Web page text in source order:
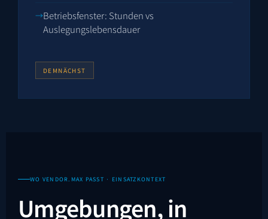
Betriebsfenster: Stunden vs
Auslegungslebensdauer
DEMNÄCHST
WO VENDOR.MAX PASST · EINSATZKONTEXT
Umgebungen, in